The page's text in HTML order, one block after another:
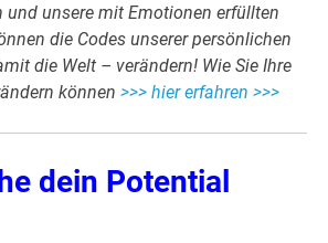
und unsere mit Emotionen erfüllten
die Codes unserer persönlichen
die Welt – verändern! Wie Sie Ihre
können >>> hier erfahren >>>
dein Potential